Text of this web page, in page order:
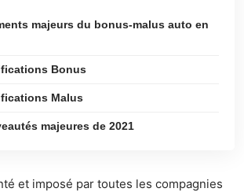
majeurs du bonus-malus auto en
Bonus
Malus
majeures de 2021
et imposé par toutes les compagnies